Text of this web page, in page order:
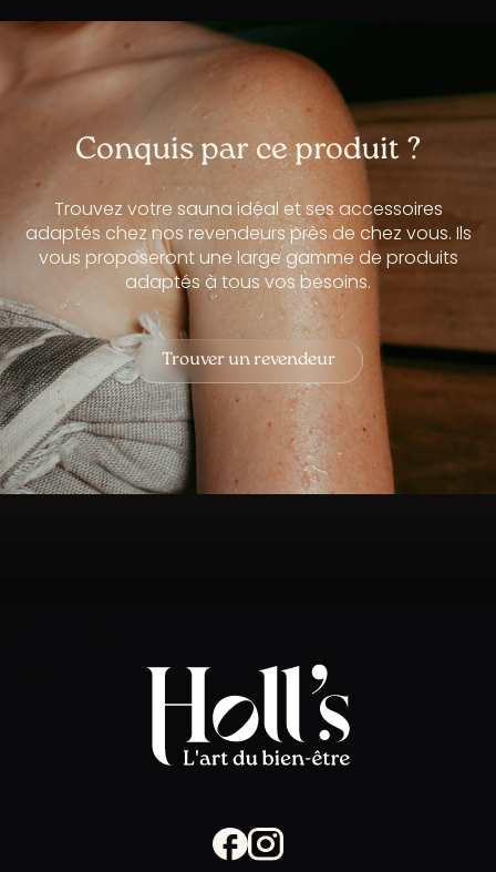
Conquis par ce produit ?
Trouvez votre sauna idéal et ses accessoires
adaptés chez nos revendeurs près de chez vous. Ils
vous proposeront une large gamme de produits
adaptés à tous vos besoins.
Trouver un revendeur